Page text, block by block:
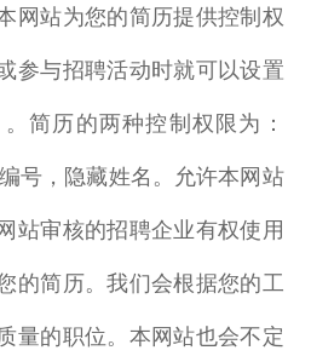
网站为您的简历提供控制权
参与招聘活动时就可以设置
简历的两种控制权限为：
号，隐藏姓名。允许本网站
站审核的招聘企业有权使用
的简历。我们会根据您的工
量的职位。本网站也会不定